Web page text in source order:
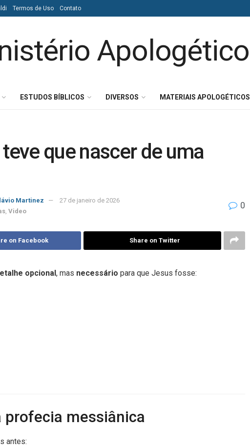
Termos de Uso Contato
ESTUDOS BÍBLICOS DIVERSOS MATERIAIS APOLOGÉTICOS
que nascer de uma
Martinez
27 de janeiro de 2026
, Video
0
on Facebook Share on Twitter
opcional , mas necessário para que Jesus fosse:
profecia messiânica
antes: